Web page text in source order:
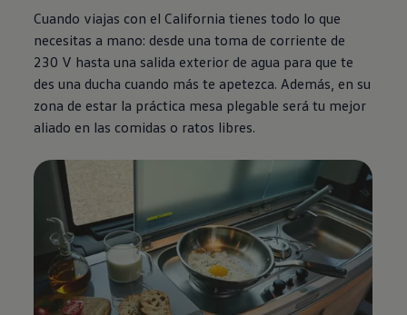
Cuando viajas con el California tienes todo lo que
necesitas a mano: desde una toma de corriente de
230 V hasta una salida exterior de agua para que te
des una ducha cuando más te apetezca. Además, en su
zona de estar la práctica mesa plegable será tu mejor
aliado en las comidas o ratos libres.